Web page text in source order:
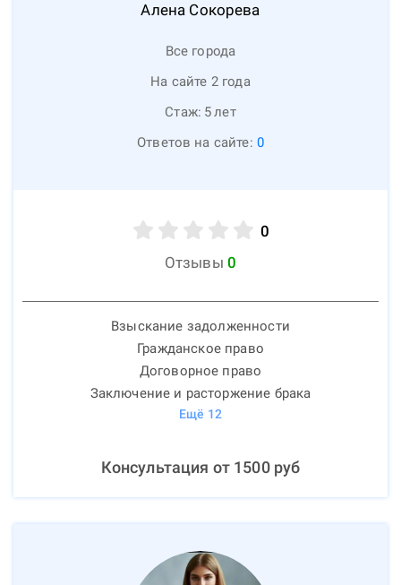
Алена Сокорева
Все города
На сайте 2 года
Стаж: 5лет
Ответов на сайте: 0
0
Отзывы 0
Взыскание задолженности
Гражданское право
Договорное право
Заключение и расторжение брака
Ещё 12
Консультация от 1500руб